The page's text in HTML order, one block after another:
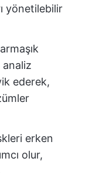
yönetilebilir
analiz
ederek,
erken
olur,